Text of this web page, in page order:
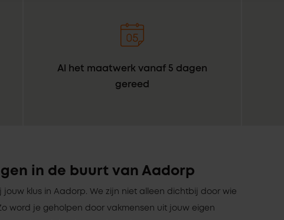
Al het maatwerk vanaf 5 dagen
gereed
in de buurt van Aadorp
klus in Aadorp. We zijn niet alleen dichtbij door wie
word je geholpen door vakmensen uit jouw eigen